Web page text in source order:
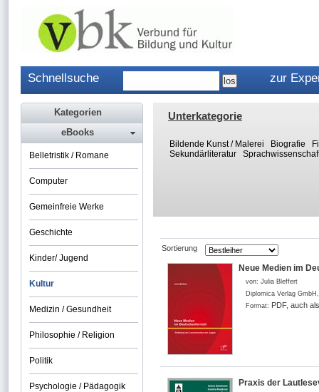
Schnellsuche zur
Unterkategorie
Bildende Kunst / Malerei Biografie
Sekundärliteratur
Sortierung
Neue Medien im
von: Julia Bleffert
Diplomica Verlag GmbH
Format: PDF, auch
Praxis der
Kategorien
eBooks
Belletristik / Romane
Computer
Gemeinfreie Werke
Geschichte
Kinder/ Jugend
Kultur
Medizin / Gesundheit
Philosophie / Religion
Politik
Psychologie / Pädagogik